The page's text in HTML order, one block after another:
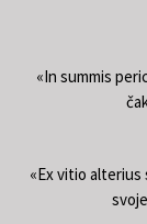
«In summis
«Ex vitio alterius